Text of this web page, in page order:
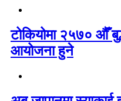
टोकियोमा २५७० औँ
आयोजना हुने